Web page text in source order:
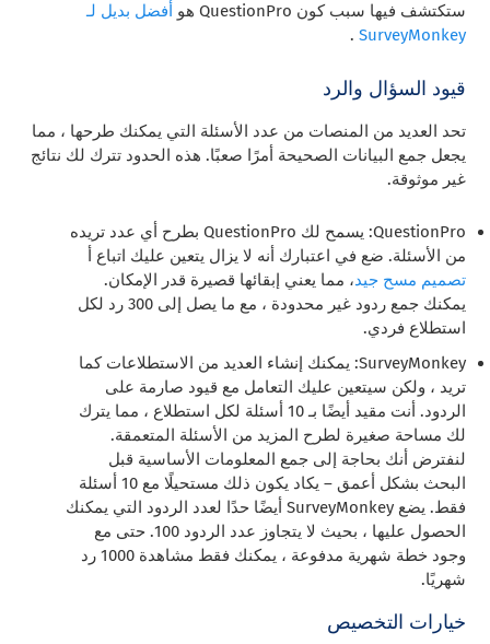
ستكتشف فيها سبب كون QuestionPro هو
أفضل بديل لـ
SurveyMonkey
.
قيود السؤال والرد
تحد العديد من المنصات من عدد الأسئلة التي يمكنك طرحها ، مما
يجعل جمع البيانات الصحيحة أمرًا صعبًا. هذه الحدود تترك لك نتائج
غير موثوقة.
QuestionPro: يسمح لك QuestionPro بطرح أي عدد تريده
من الأسئلة. ضع في اعتبارك أنه لا يزال يتعين عليك اتباع أ
تصميم مسح جيد، مما يعني إبقائها قصيرة قدر الإمكان.
يمكنك جمع ردود غير محدودة ، مع ما يصل إلى 300 رد لكل
استطلاع فردي.
SurveyMonkey: يمكنك إنشاء العديد من الاستطلاعات كما
تريد ، ولكن سيتعين عليك التعامل مع قيود صارمة على
الردود. أنت مقيد أيضًا بـ 10 أسئلة لكل استطلاع ، مما يترك
لك مساحة صغيرة لطرح المزيد من الأسئلة المتعمقة.
لنفترض أنك بحاجة إلى جمع المعلومات الأساسية قبل
البحث بشكل أعمق – يكاد يكون ذلك مستحيلًا مع 10 أسئلة
فقط. يضع SurveyMonkey أيضًا حدًا لعدد الردود التي يمكنك
الحصول عليها ، بحيث لا يتجاوز عدد الردود 100. حتى مع
وجود خطة شهرية مدفوعة ، يمكنك فقط مشاهدة 1000 رد
شهريًا.
خيارات التخصيص